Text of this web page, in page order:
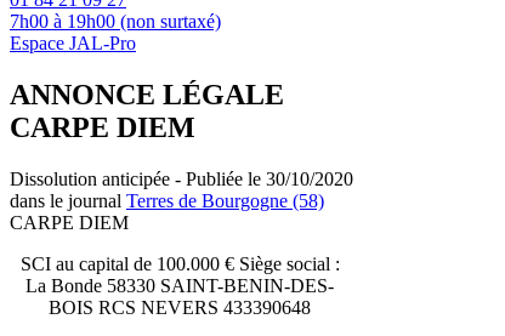
7h00 à 19h00 (non surtaxé)
Espace JAL-Pro
ANNONCE LÉGALE
CARPE DIEM
Dissolution anticipée - Publiée le 30/10/2020
dans le journal Terres de Bourgogne (58)
CARPE DIEM
SCI au capital de 100.000 € Siège social :
La Bonde 58330 SAINT-BENIN-DES-
BOIS RCS NEVERS 433390648